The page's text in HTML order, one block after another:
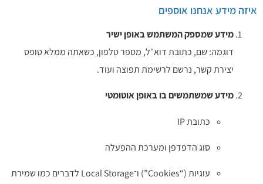
איזה מידע אנחנו אוספים
מידע שמספק המשתמש באופן ישיר
דוגמה: שם, כתובת דוא״ל, מספר טלפון, כשאתה ממלא טופס
יצירת קשר, נרשם לרשימת תפוצה ועוד.
מידע שמשתמשים בו באופן אוטומטי
כתובת IP
סוג הדפדפן ומערכת ההפעלה
עוגיות (“Cookies”) ו־Local Storage לדברים כמו שמירת